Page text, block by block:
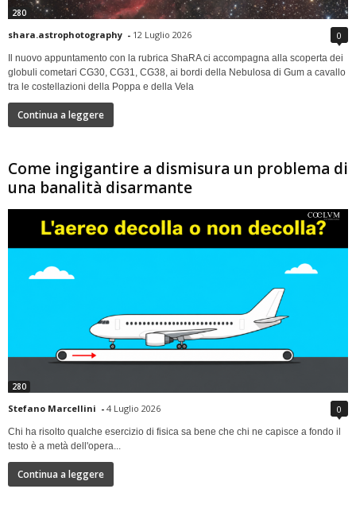
280
shara.astrophotography - 12 Luglio 2026 0
Il nuovo appuntamento con la rubrica ShaRA ci accompagna alla scoperta dei
globuli cometari CG30, CG31, CG38, ai bordi della Nebulosa di Gum a cavallo
tra le costellazioni della Poppa e della Vela
Continua a leggere
Come ingigantire a dismisura un problema di
una banalità disarmante
280
Stefano Marcellini - 4 Luglio 2026 0
Chi ha risolto qualche esercizio di fisica sa bene che chi ne capisce a fondo il
testo è a metà dell'opera...
Continua a leggere